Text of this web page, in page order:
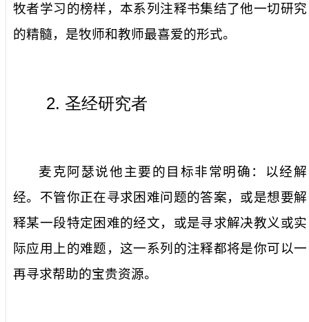
牧者学习的榜样，本系列注释书集结了他一切研究
的精髓，是牧师和教师最喜爱的形式。
2. 圣经研究者
麦克阿瑟说他主要的目标非常明确：以经解
经。不管你正在寻求困难问题的答案，或是想要解
释某一段特定困难的经文，或是寻求解决教义或实
际应用上的难题，这一系列的注释都将是你可以一
再寻求帮助的宝贵资源。